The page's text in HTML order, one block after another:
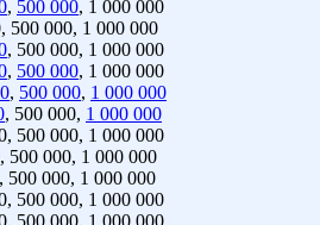
, 500 000, 1 000 000
, 500 000, 1 000 000
, 500 000, 1 000 000
, 500 000, 1 000 000
, 500 000, 1 000 000
, 500 000, 1 000 000
, 500 000, 1 000 000
, 500 000, 1 000 000
, 500 000, 1 000 000
, 500 000, 1 000 000
, 500 000, 1 000 000